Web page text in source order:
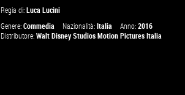
Regia di:Luca Lucini
Genere:Commedia Nazionalità:Italia Anno:2016
Distributore:Walt Disney Studios Motion Pictures Italia